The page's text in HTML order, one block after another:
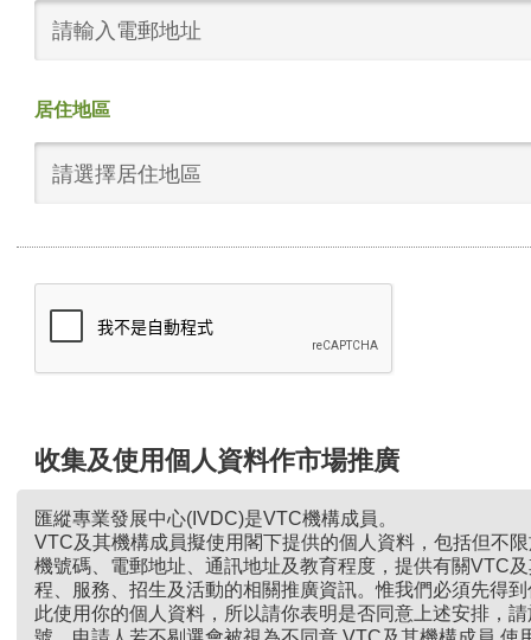
居住地區
請選擇居住地區
收集及使用個人資料作市場推廣
匯縱專業發展中心(IVDC)是VTC機構成員。
VTC及其機構成員擬使用閣下提供的個人資料，包括但不
機號碼、電郵地址、通訊地址及教育程度，提供有關VTC
程、服務、招生及活動的相關推廣資訊。惟我們必須先得
此使用你的個人資料，所以請你表明是否同意上述安排，